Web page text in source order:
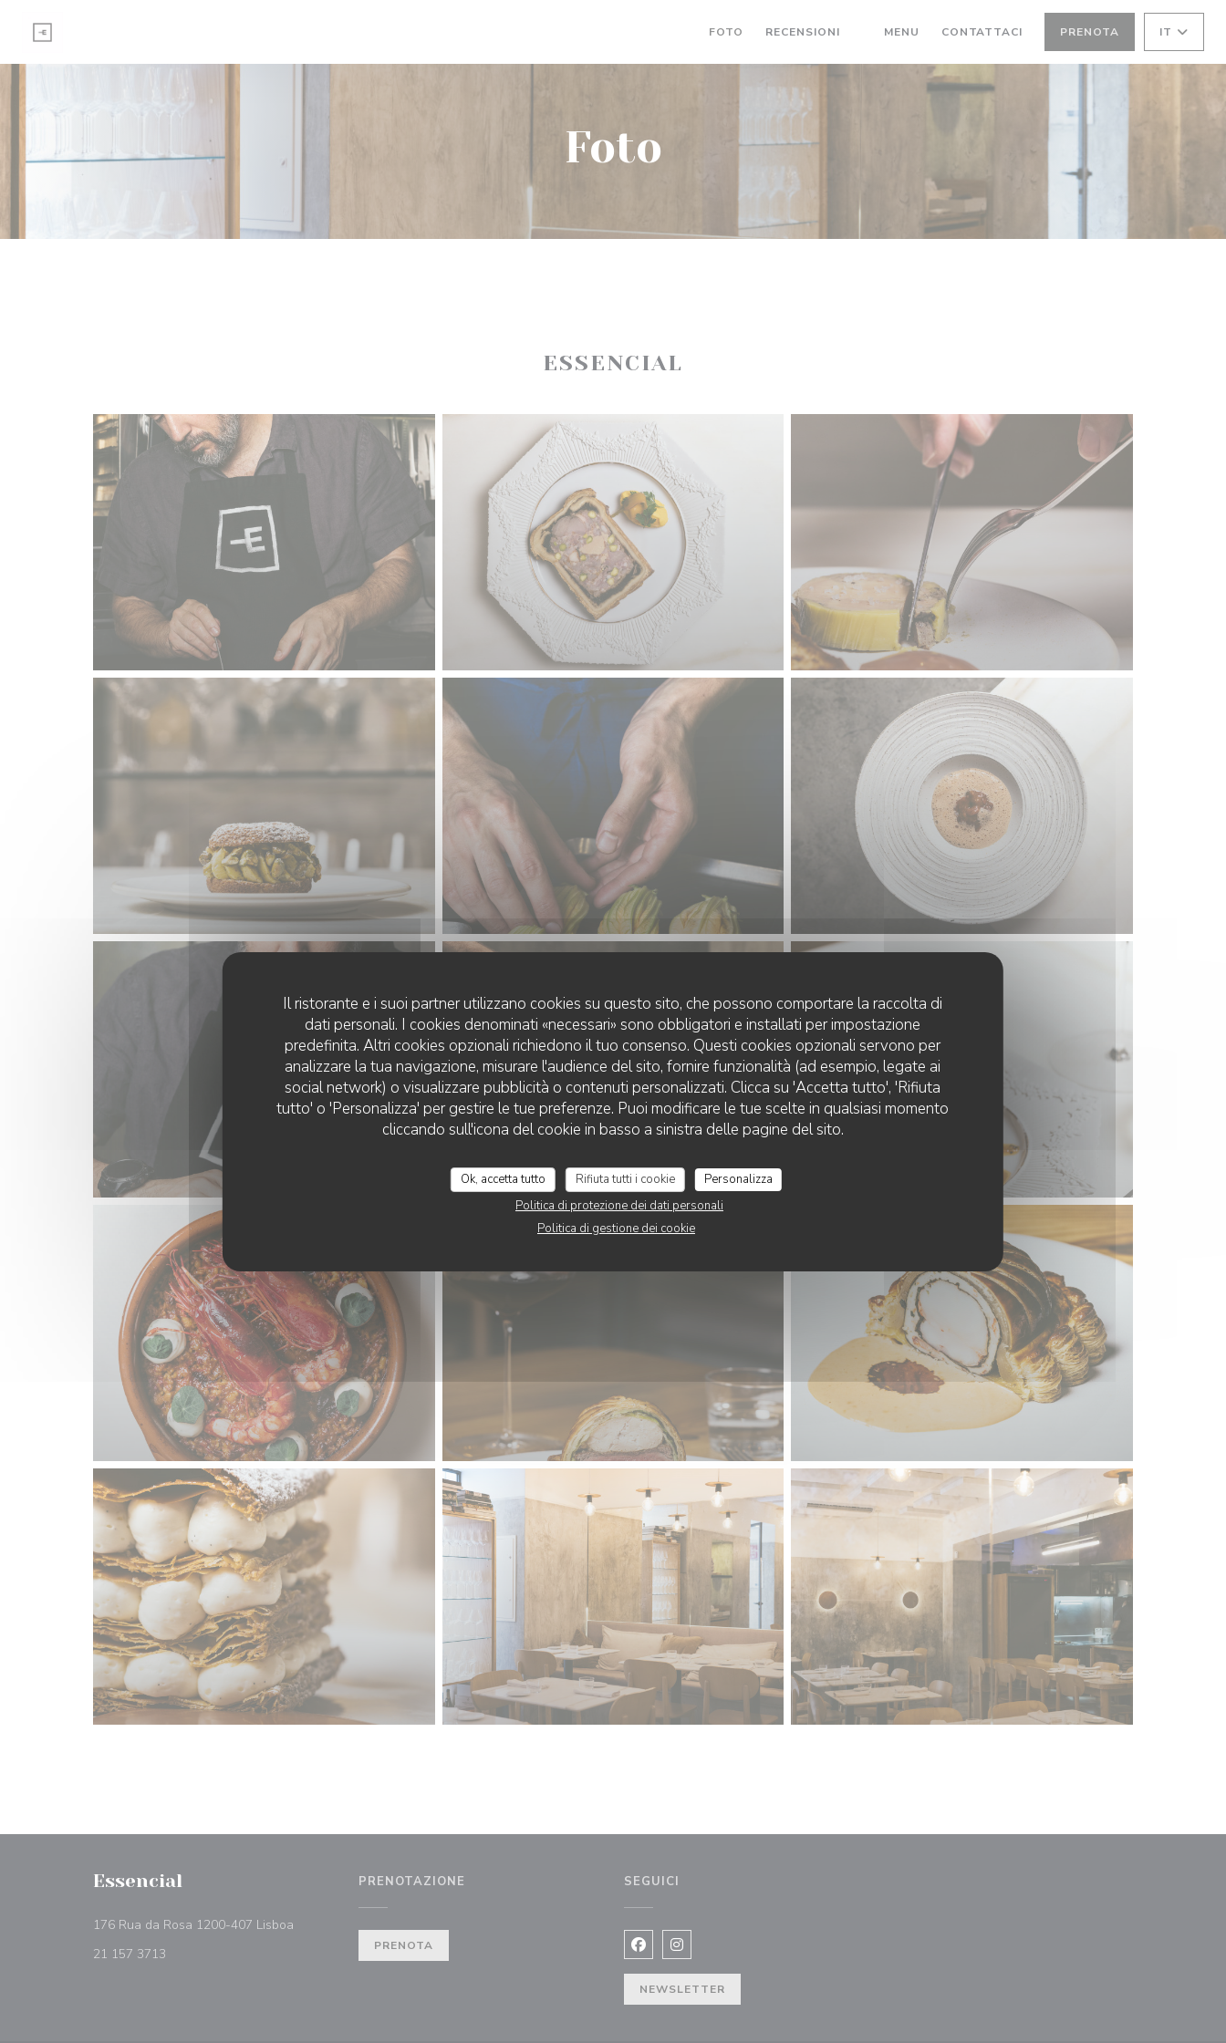
Il ristorante e i suoi partner utilizzano cookies su questo sito, che possono comportare la raccolta di
dati personali. I cookies denominati «necessari» sono obbligatori e installati per impostazione
predefinita. Altri cookies opzionali richiedono il tuo consenso. Questi cookies opzionali servono per
analizzare la tua navigazione, misurare l'audience del sito, fornire funzionalità (ad esempio, legate ai
social network) o visualizzare pubblicità o contenuti personalizzati. Clicca su 'Accetta tutto', 'Rifiuta
tutto' o 'Personalizza' per gestire le tue preferenze. Puoi modificare le tue scelte in qualsiasi momento
cliccando sull'icona del cookie in basso a sinistra delle pagine del sito.
Ok, accetta tutto Rifiuta tutti i cookie
Personalizza
Politica di protezione dei dati personali
Politica di gestione dei cookie
FOTO RECENSIONI MENU ((APRE UNA NUOVA FINESTRA))
CONTATTACI PRENOTA IT
Foto
ESSENCIAL
Essencial
176 Rua da Rosa 1200-407 Lisboa
21 157 3713
PRENOTAZIONE
PRENOTA
SEGUICI
Facebook ((apre una nuova finestra))
Instagram ((apre una nuova finestra))
NEWSLETTER